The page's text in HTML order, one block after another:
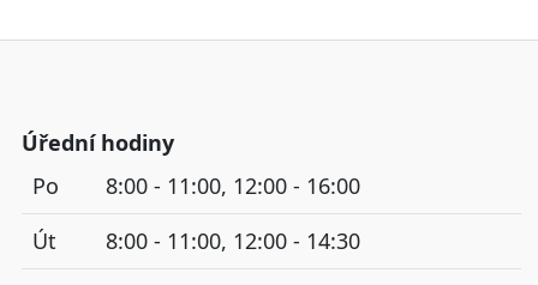
Úřední hodiny
Po
8:00 - 11:00, 12:00 - 16:00
Út
8:00 - 11:00, 12:00 - 14:30